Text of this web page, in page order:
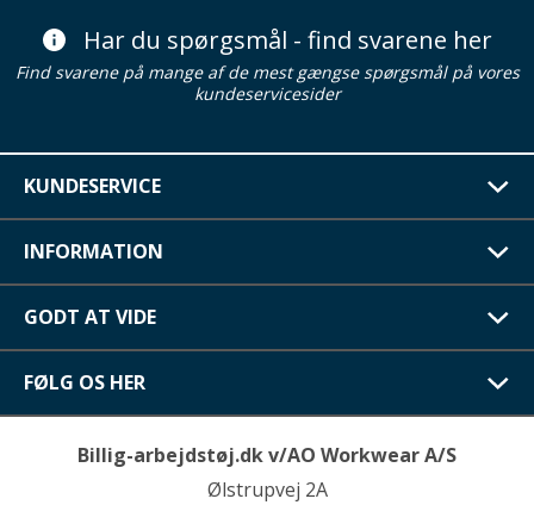
Har du spørgsmål - find svarene her
Find svarene på mange af de mest gængse spørgsmål på vores
kundeservicesider
KUNDESERVICE
INFORMATION
GODT AT VIDE
FØLG OS HER
Billig-arbejdstøj.dk v/AO Workwear A/S
Ølstrupvej 2A